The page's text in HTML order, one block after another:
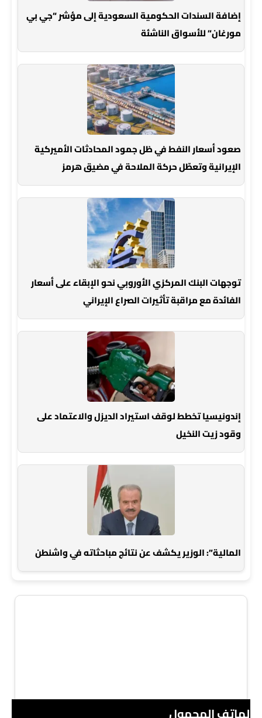
إضافة السندات الحكومية السعودية إلى مؤشر “جي بي
مورغان” للأسواق الناشئة
صعود أسعار النفط في ظل جمود المحادثات الأميركية
الإيرانية وتعطّل حركة الملاحة في مضيق هرمز
توجهات البنك المركزي الأوروبي نحو الإبقاء على أسعار
الفائدة مع مراقبة تأثيرات الصراع الإيراني
إندونيسيا تخطط لوقف استيراد الديزل والاعتماد على
وقود زيت النخيل
المالية”: الوزير يكشف عن نتائج مباحثاته في واشنطن
الهاتف المحمول